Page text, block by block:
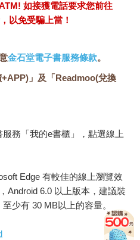
如接獲電話要求您前往
以免受騙上當！
金石堂電子書服務條款。
」及「Readmoo(兌換
務「我的e書櫃」，點選線上
Edge 有較佳的線上瀏覽效
Android 6.0 以上版本，建議裝
少有 30 MB以上的容量。